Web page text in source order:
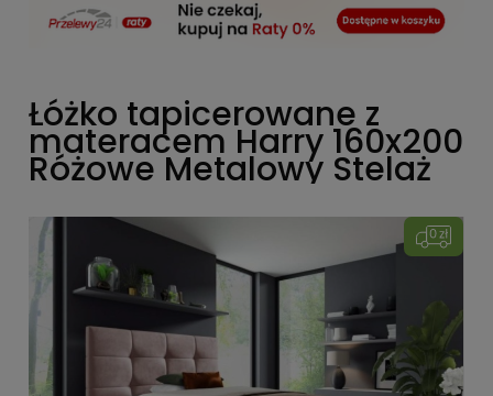
Łóżko tapicerowane z
materacem Harry 160x200
Różowe Metalowy Stelaż